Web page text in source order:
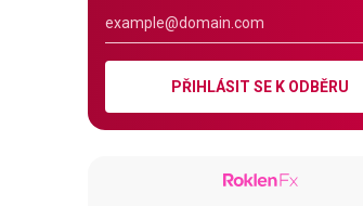
PŘIHLÁSIT SE K ODBĚRU